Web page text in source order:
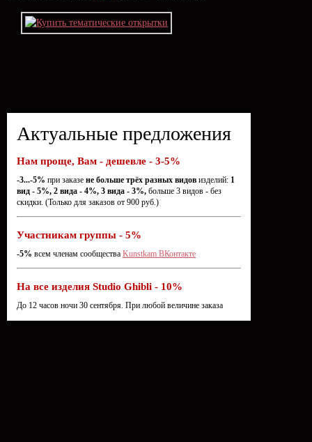
Актуальные предложения
Нам проще, Вам - дешевле - 3-5%
-3...-5% при заказе не больше трёх разных видов изделий: 1
вид - 5%, 2 вида - 4%, 3 вида - 3%, больше 3 видов - без
скидки. (Только для заказов от 900 руб.)
Участникам группы - 5%
-5% всем членам сообщества Kunstkam ВКонтакте
На все изделия Studio Ghibli - 10%
До 12 часов ночи 30 сентября. При любой величине заказа